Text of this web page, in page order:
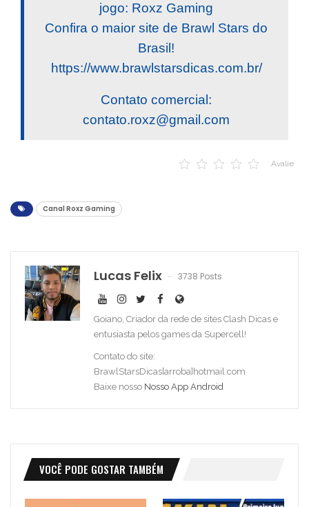
jogo: Roxz Gaming
Confira o maior site de Brawl Stars do
Brasil!
https://www.brawlstarsdicas.com.br/
Contato comercial:
contato.roxz@gmail.com
Avalie
Canal Roxz Gaming
Lucas Felix 3738 Posts
Goiano, Criador da rede de sites Clash Dicas e
entusiasta pelos games da Supercell!
Contato do site:
BrawlStarsDicas[arroba]hotmail.com
Baixe nosso Nosso App Android
VOCÊ PODE GOSTAR TAMBÉM